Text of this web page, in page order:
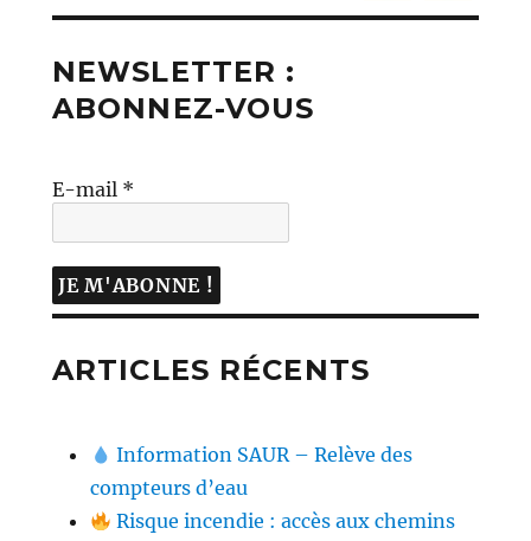
NEWSLETTER :
ABONNEZ-VOUS
E-mail *
ARTICLES RÉCENTS
Information SAUR – Relève des
compteurs d’eau
Risque incendie : accès aux chemins